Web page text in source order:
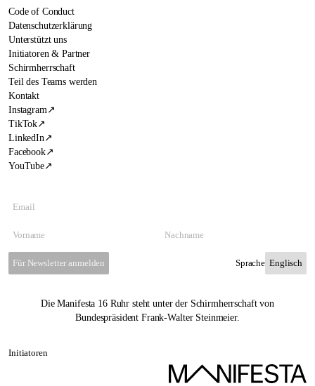
Code of Conduct
Datenschutzerklärung
Unterstützt uns
Initiatoren & Partner
Schirmherrschaft
Teil des Teams werden
Kontakt
Instagram↗
TikTok↗
LinkedIn↗
Facebook↗
YouTube↗
Für Newsletter anmelden Sprache
Die Manifesta 16 Ruhr steht unter der Schirmherrschaft von
Bundespräsident Frank-Walter Steinmeier.
Initiatoren